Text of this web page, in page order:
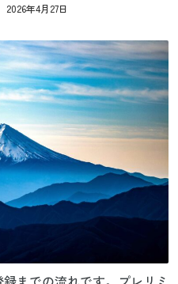
2026年4月27日